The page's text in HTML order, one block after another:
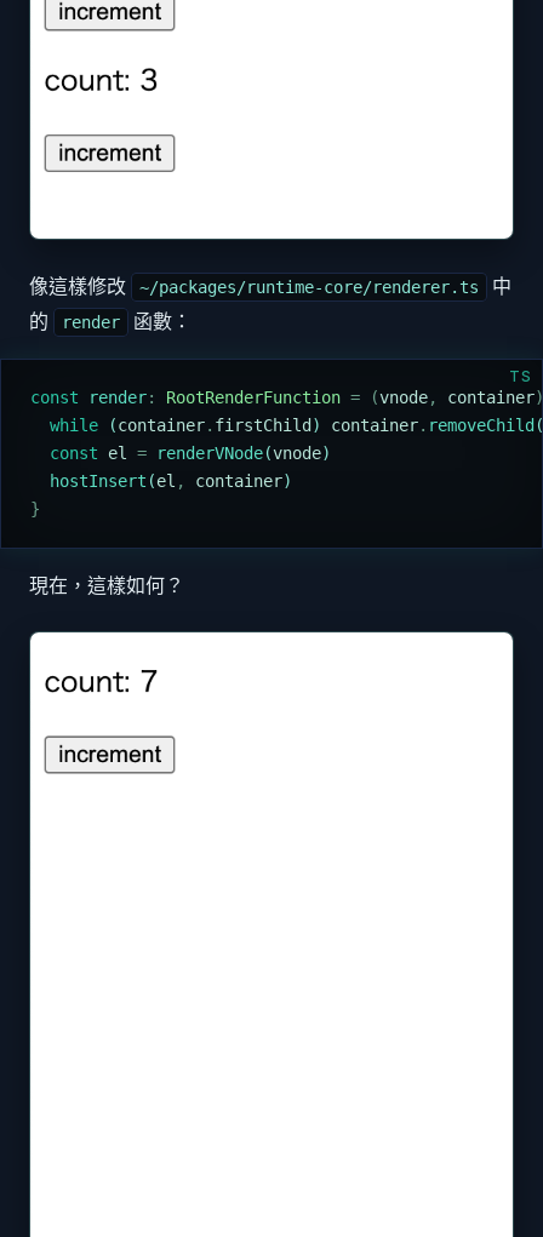
像這樣修改 ~/packages/runtime-core/renderer.ts
中
的
render 函數：
TS
const render: RootRenderFunction = (vnode, container)
  while
(container. firstChild ) container. removeChild (
  const
el = renderVNode(vnode)
  hostInsert
(el , container)
}
現在，這樣如何？